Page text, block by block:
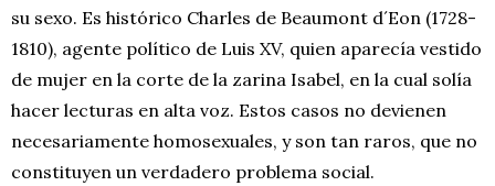
su sexo. Es histórico Charles de Beaumont d´Eon (1728-
1810), agente político de Luis XV, quien aparecía vestido
de mujer en la corte de la zarina Isabel, en la cual solía
hacer lecturas en alta voz. Estos casos no devienen
necesariamente homosexuales, y son tan raros, que no
constituyen un verdadero problema social.